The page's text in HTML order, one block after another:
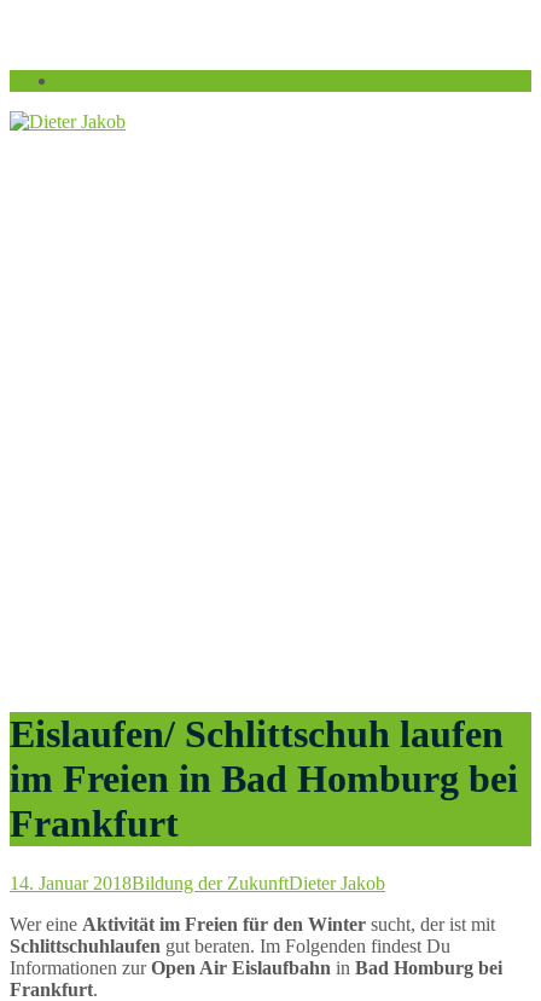
Eislaufen/ Schlittschuh laufen
im Freien in Bad Homburg bei
Frankfurt
14. Januar 2018Bildung der ZukunftDieter Jakob
Wer eine Aktivität im Freien für den Winter sucht, der ist mit
Schlittschuhlaufen gut beraten. Im Folgenden findest Du
Informationen zurOpen Air Eislaufbahn in Bad Homburg bei
Frankfurt.